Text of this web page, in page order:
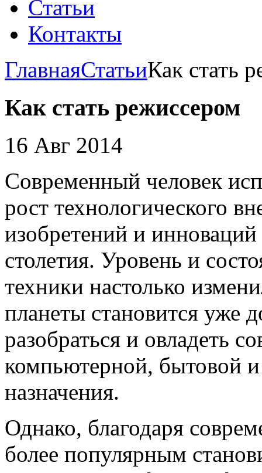
Статьи
Контакты
ГлавнаяСтатьиКак стать
Как стать режиссером
16 Авг 2014
Современный человек
рост технологического
изобретений и
столетия. Уровень и
техники настолько
планеты становится уже
разобраться и овладеть
компьютерной, бытовой
назначения.
Однако, благодаря
более популярным